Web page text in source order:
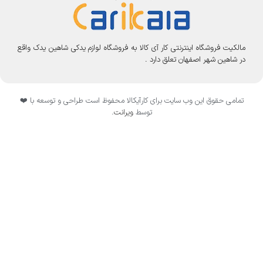
مالکیت فروشگاه اینترنتی کار آی کالا به فروشگاه لوازم یدکی شاهین یدک واقع
در شاهین شهر اصفهان تعلق دارد .
تمامی حقوق این وب سایت برای کارآیکالا محفوظ است طراحی و توسعه با ❤️
توسطویرانت.